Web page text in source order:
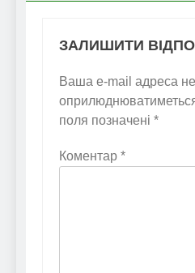
ЗАЛИШИТИ
Ваша e-mail адреса не
поля позначені *
Коментар *